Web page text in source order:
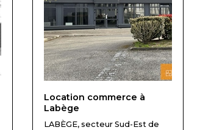
Location commerce à
Labège
LABÈGE, secteur Sud-Est de